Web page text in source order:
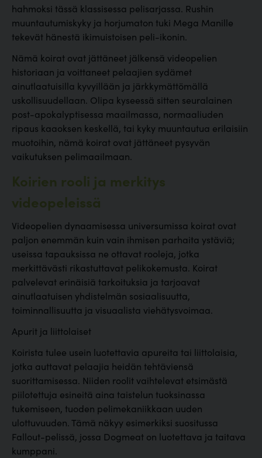
hahmoksi tässä klassisessa pelisarjassa. Rushin
muuntautumiskyky ja horjumaton tuki Mega Manille
tekevät hänestä ikimuistoisen peli-ikonin.
Nämä koirat ovat jättäneet jälkensä videopelien
historiaan ja voittaneet pelaajien sydämet
ainutlaatuisilla kyvyillään ja järkkymättömällä
uskollisuudellaan. Olipa kyseessä sitten seuralainen
post-apokalyptisessa maailmassa, normaaliuden
ripaus kaaoksen keskellä, tai kyky muuntautua erilaisiin
muotoihin, nämä koirat ovat jättäneet pysyvän
vaikutuksen pelimaailmaan.
Koirien rooli ja merkitys
videopeleissä
Videopelien dynaamisessa universumissa koirat ovat
paljon enemmän kuin vain ihmisen parhaita ystäviä;
useissa tapauksissa ne ottavat rooleja, jotka
merkittävästi rikastuttavat pelikokemusta. Koirat
palvelevat erinäisiä tarkoituksia ja tarjoavat
ainutlaatuisen yhdistelmän sosiaalisuutta,
toiminnallisuutta ja visuaalista viehätysvoimaa.
Apurit ja liittolaiset
Koirista tulee usein luotettavia apureita tai liittolaisia,
jotka auttavat pelaajia heidän tehtäviensä
suorittamisessa. Niiden roolit vaihtelevat etsimästä
piilotettuja esineitä aina taistelun tuoksinassa
tukemiseen, tuoden pelimekaniikkaan uuden
ulottuvuuden. Tämä näkyy esimerkiksi suositussa
Fallout-pelissä, jossa Dogmeat on luotettava ja taitava
kumppani.